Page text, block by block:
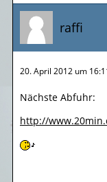
raffi
20. April 2012 um
Nächste Abfuhr:
http://